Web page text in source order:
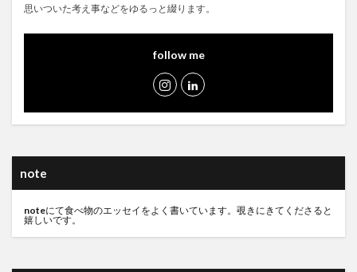
思いついた考え事などをゆるっと綴ります。
follow me
note
noteにて食べ物のエッセイをよく書いています。覗きにきてくださると
嬉しいです。